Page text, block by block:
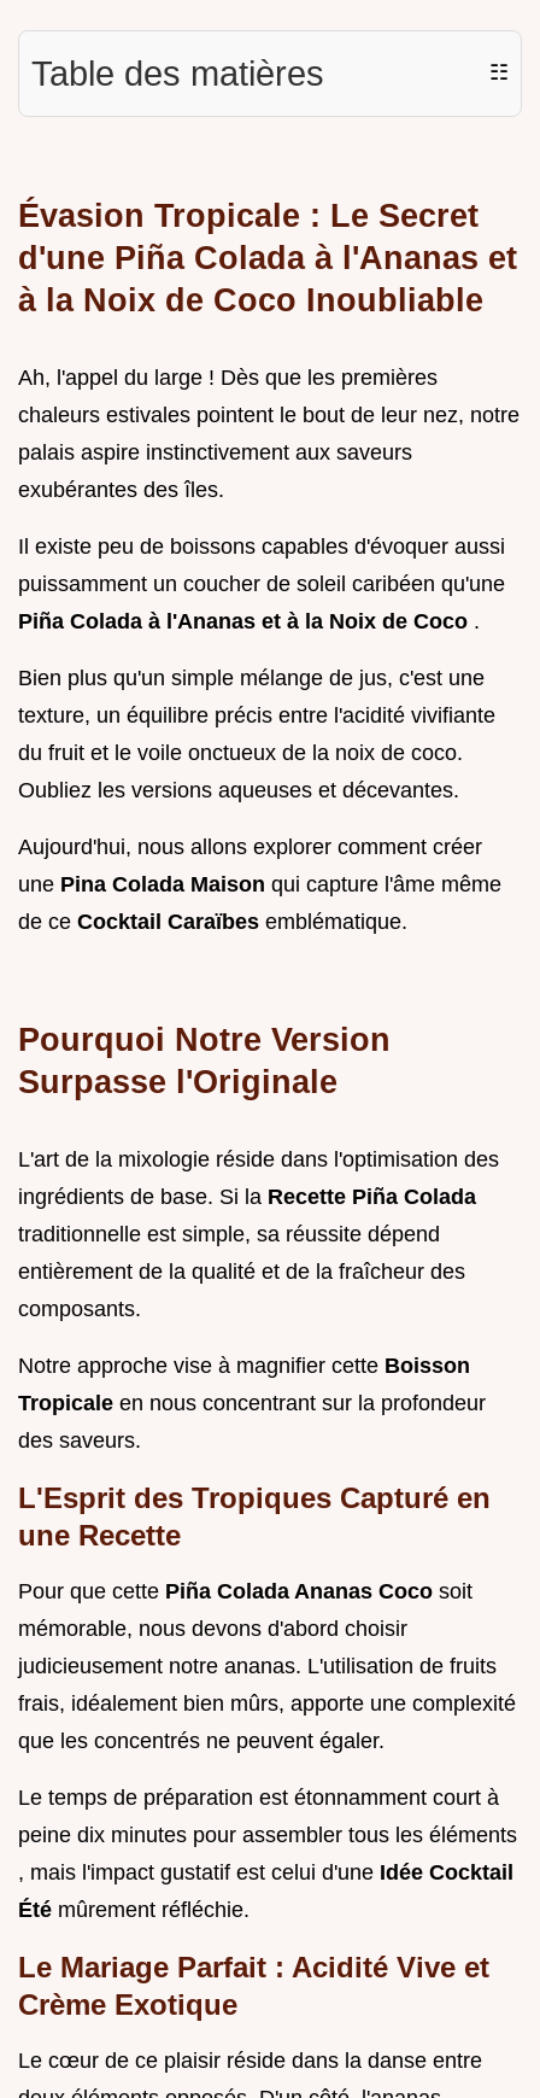
Table des matières ☷
Évasion Tropicale : Le Secret
d'une Piña Colada à l'Ananas et
à la Noix de Coco Inoubliable
Ah, l'appel du large ! Dès que les premières
chaleurs estivales pointent le bout de leur nez, notre
palais aspire instinctivement aux saveurs
exubérantes des îles.
Il existe peu de boissons capables d'évoquer aussi
puissamment un coucher de soleil caribéen qu'une
Piña Colada à l'Ananas et à la Noix de Coco .
Bien plus qu'un simple mélange de jus, c'est une
texture, un équilibre précis entre l'acidité vivifiante
du fruit et le voile onctueux de la noix de coco.
Oubliez les versions aqueuses et décevantes.
Aujourd'hui, nous allons explorer comment créer
une Pina Colada Maison qui capture l'âme même
de ce Cocktail Caraïbes emblématique.
Pourquoi Notre Version
Surpasse l'Originale
L'art de la mixologie réside dans l'optimisation des
ingrédients de base. Si la Recette Piña Colada
traditionnelle est simple, sa réussite dépend
entièrement de la qualité et de la fraîcheur des
composants.
Notre approche vise à magnifier cette Boisson
Tropicale en nous concentrant sur la profondeur
des saveurs.
L'Esprit des Tropiques Capturé en
une Recette
Pour que cette Piña Colada Ananas Coco soit
mémorable, nous devons d'abord choisir
judicieusement notre ananas. L'utilisation de fruits
frais, idéalement bien mûrs, apporte une complexité
que les concentrés ne peuvent égaler.
Le temps de préparation est étonnamment court à
peine dix minutes pour assembler tous les éléments
, mais l'impact gustatif est celui d'une Idée Cocktail
Été mûrement réfléchie.
Le Mariage Parfait : Acidité Vive et
Crème Exotique
Le cœur de ce plaisir réside dans la danse entre